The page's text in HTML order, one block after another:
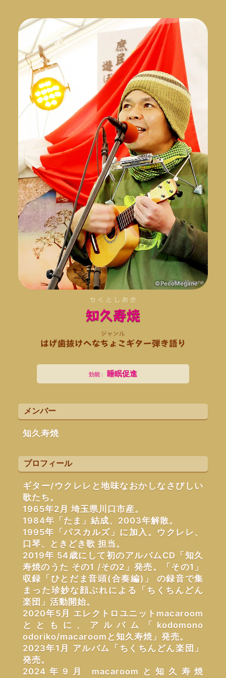
©PecoMegane
ちくとしあき
知久寿焼
ジャンル
はげ歯抜けへなちょこ ギター弾き語り
睡眠促進
メンバー
知久寿焼
プロフィール
ギター/ウクレレと地味なおかしなさびしい
歌たち。
1965年2月 埼玉県川口市産。
1984年「たま」結成、2003年解散。
1995年「パスカルズ」に加入。ウクレレ、
口琴、ときどき歌 担当。
2019年 54歳にして初のアルバムCD「知久
寿焼のうた その1 /その2」発売。「その1」
収録「ひとだま音頭(合奏編)」 の録音で集
まった珍妙な顔ぶれによる「ちくちんどん
楽団」活動開始。
2020年5月 エレクトロユニットmacaroom
とともに、アルバム「kodomono
odoriko/macaroomと知久寿焼」発売。
2023年1月 アルバム「ちくちんどん楽団」
発売。
2024年9月 macaroomと知久寿焼